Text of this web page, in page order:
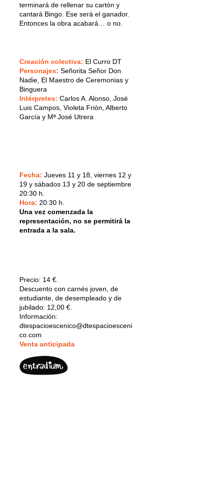
terminará de rellenar su cartón y
cantará Bingo. Ese será el ganador.
Entonces la obra acabará… o no.
Creación colectiva: El Curro DT
Personajes: Señorita Señor Don
Nadie, El Maestro de Ceremonias y
Binguera
Intérpretes: Carlos A. Alonso, José
Luis Campos, Violeta Frión, Alberto
García y Mª José Utrera
Fecha: Jueves 11 y 18, viernes 12 y
19 y sábados 13 y 20 de septiembre
20:30 h.
Hora: 20:30 h.
Una vez comenzada la
representación, no se permitirá la
entrada a la sala.
Precio: 14 €.
Descuento con carnés joven, de
estudiante, de desempleado y de
jubilado: 12,00 €.
Información:
dtespacioescenico@dtespacioesceni
co.com
Venta anticipada